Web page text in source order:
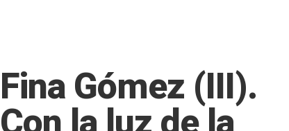
Fina Gómez (III).